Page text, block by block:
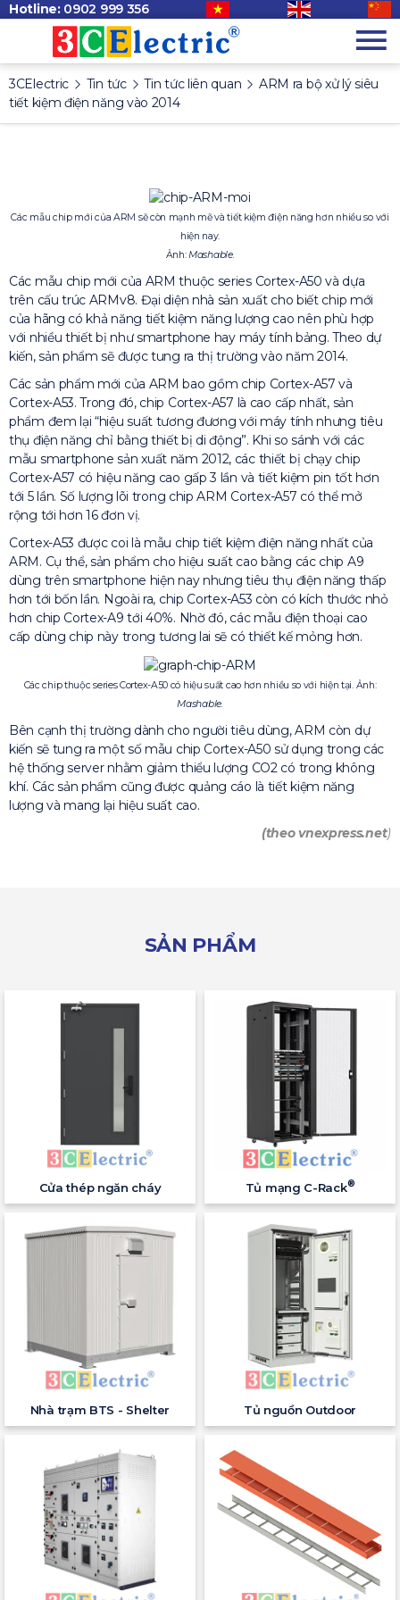
Hotline: 0902 999 356
3CElectric Tin tức Tin tức liên quan
ARM ra bộ xử lý siêu
tiết kiệm điện năng vào 2014
Các mẫu chip mới của ARM sẽ còn mạnh mẽ và tiết kiệm điện năng hơn nhiều so với
hiện nay.
Ảnh:Mashable.
Các mẫu chip mới của ARM thuộc series Cortex-A50 và dựa
trên cấu trúc ARMv8. Đại diện nhà sản xuất cho biết chip mới
của hãng có khả năng tiết kiệm năng lượng cao nên phù hợp
với nhiều thiết bị như smartphone hay máy tính bảng. Theo dự
kiến, sản phẩm sẽ được tung ra thị trường vào năm 2014.
Các sản phẩm mới của ARM bao gồm chip Cortex-A57 và
Cortex-A53. Trong đó, chip Cortex-A57 là cao cấp nhất, sản
phẩm đem lại “hiệu suất tương đương với máy tính nhưng tiêu
thụ điện năng chỉ bằng thiết bị di động”. Khi so sánh với các
mẫu smartphone sản xuất năm 2012, các thiết bị chạy chip
Cortex-A57 có hiệu năng cao gấp 3 lần và tiết kiệm pin tốt hơn
tới 5 lần. Số lượng lõi trong chip ARM Cortex-A57 có thể mở
rộng tới hơn 16 đơn vị.
Cortex-A53 được coi là mẫu chip tiết kiệm điện năng nhất của
ARM. Cụ thể, sản phẩm cho hiệu suất cao bằng các chip A9
dùng trên smartphone hiện nay nhưng tiêu thụ điện năng thấp
hơn tới bốn lần. Ngoài ra, chip Cortex-A53 còn có kích thước nhỏ
hơn chip Cortex-A9 tới 40%. Nhờ đó, các mẫu điện thoại cao
cấp dùng chip này trong tương lai sẽ có thiết kế mỏng hơn.
Các chip thuộc series Cortex-A50 có hiệu suất cao hơn nhiều so với hiện tại. Ảnh:
Mashable.
Bên cạnh thị trường dành cho người tiêu dùng, ARM còn dự
kiến sẽ tung ra một số mẫu chip Cortex-A50 sử dụng trong các
hệ thống server nhằm giảm thiểu lượng CO2 có trong không
khí. Các sản phẩm cũng được quảng cáo là tiết kiệm năng
lượng và mang lại hiệu suất cao.
(theo vnexpress.net)
SẢN PHẨM
Cửa thép ngăn cháy Tủ mạng C-Rack®
Nhà trạm BTS - Shelter Tủ nguồn Outdoor